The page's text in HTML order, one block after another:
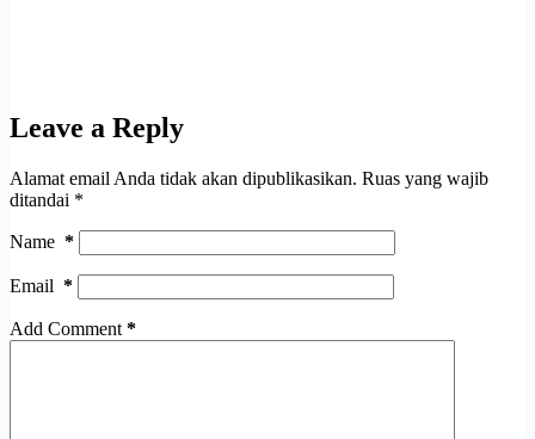
Leave a Reply
Alamat email Anda tidak akan dipublikasikan. Ruas yang wajib
ditandai *
Name *
Email *
Add Comment *